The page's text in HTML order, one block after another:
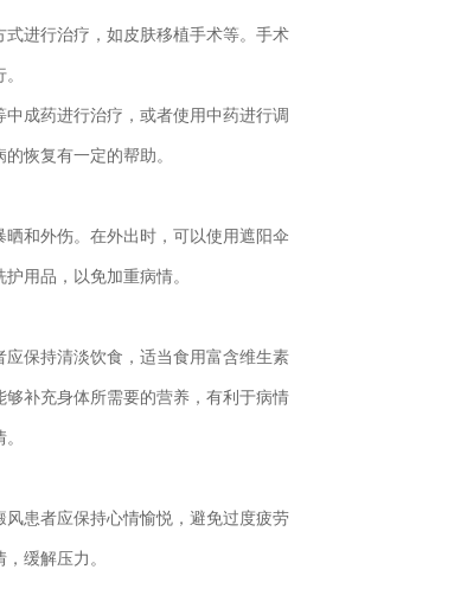
进行治疗，如皮肤移植手术等。手术
成药进行治疗，或者使用中药进行调
恢复有一定的帮助。
和外伤。在外出时，可以使用遮阳伞
用品，以免加重病情。
保持清淡饮食，适当食用富含维生素
补充身体所需要的营养，有利于病情
患者应保持心情愉悦，避免过度疲劳
缓解压力。